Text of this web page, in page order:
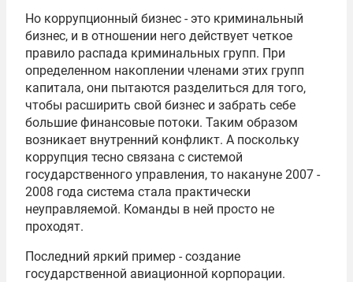
Но коррупционный бизнес - это криминальный
бизнес, и в отношении него действует четкое
правило распада криминальных групп. При
определенном накоплении членами этих групп
капитала, они пытаются разделиться для того,
чтобы расширить свой бизнес и забрать себе
большие финансовые потоки. Таким образом
возникает внутренний конфликт. А поскольку
коррупция тесно связана с системой
государственного управления, то накануне 2007 -
2008 года система стала практически
неуправляемой. Команды в ней просто не
проходят.
Последний яркий пример - создание
государственной авиационной корпорации.